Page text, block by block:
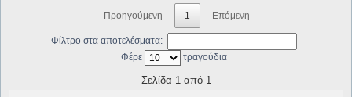
Προηγούμενη 1 Επόμενη
Φίλτρο στα αποτελέσματα:
Φέρε
τραγούδια
Σελίδα 1 από 1